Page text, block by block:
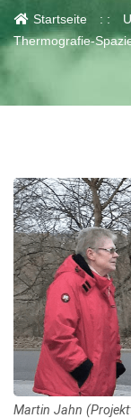
Startseite
Thermografie-
Martin Jahn